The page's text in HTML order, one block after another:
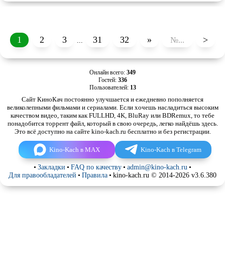
1 2 3 ... 31 32 » >
Онлайн всего: 349
Гостей: 336
Пользователей: 13
Сайт КиноКач постоянно улучшается и ежедневно пополняется
великолепными фильмами и сериалами. Если хочешь насладиться высоким
качеством видео, таким как FULLHD, 4K, BluRay или BDRemux, то тебе
понадобится торрент файл, который в свою очередь, легко найдёшь здесь.
Это всё доступно на сайте kino-kach.ru бесплатно и без регистрации.
Kino-Kach в MAX Kino-Kach в Telegram
• Закладки • FAQ по качеству • admin@kino-kach.ru •
Для правообладателей • Правила • kino-kach.ru © 2014-2026 v3.6.380